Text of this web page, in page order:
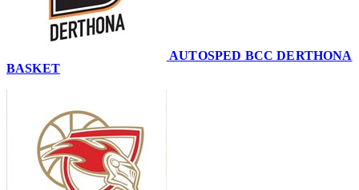
AUTOSPED BCC DERTHONA
BASKET